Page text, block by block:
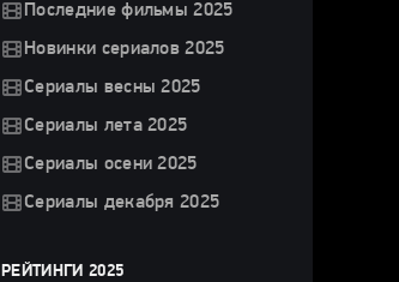
Последние фильмы 2025
Новинки сериалов 2025
Сериалы весны 2025
Сериалы лета 2025
Сериалы осени 2025
Сериалы декабря 2025
РЕЙТИНГИ 2025